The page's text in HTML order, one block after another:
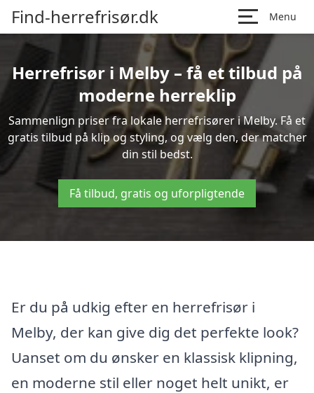
Find-herrefrisør.dk Menu
Herrefrisør i Melby – få et tilbud på
moderne herreklip
Sammenlign priser fra lokale herrefrisører i Melby. Få et
gratis tilbud på klip og styling, og vælg den, der matcher
din stil bedst.
Få tilbud, gratis og uforpligtende
Er du på udkig efter en herrefrisør i
Melby, der kan give dig det perfekte look?
Uanset om du ønsker en klassisk klipning,
en moderne stil eller noget helt unikt, er